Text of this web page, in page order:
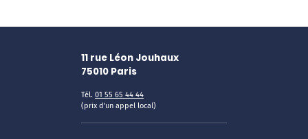
11 rue Léon Jouhaux
75010 Paris
Tél. 01 55 65 44 44
(prix d'un appel local)